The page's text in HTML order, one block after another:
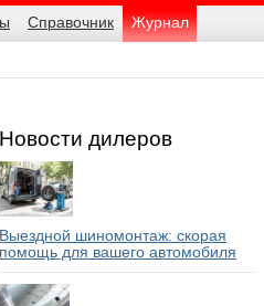
Справочник Журнал
Новости дилеров
Выездной шиномонтаж: скорая
помощь для вашего автомобиля